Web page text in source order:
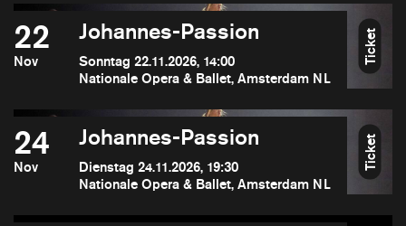
22
Nov
Johannes-Passion
Sonntag 22.11.2026, 14:00
Nationale Opera & Ballet, Amsterdam NL
Ticket
24
Nov
Johannes-Passion
Dienstag 24.11.2026, 19:30
Nationale Opera & Ballet, Amsterdam NL
Ticket